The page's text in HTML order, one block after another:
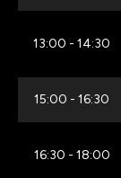
13:00 - 14:30
15:00 - 16:30
16:30 - 18:00